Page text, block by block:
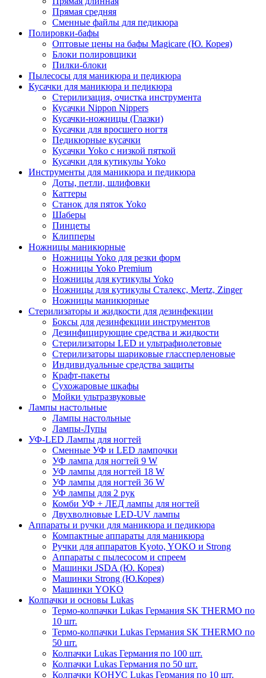
Прямая средняя
Сменные файлы для педикюра
Полировки-бафы
Оптовые цены на бафы Magicare (Ю. Корея)
Блоки полировщики
Пилки-блоки
Пылесосы для маникюра и педикюра
Кусачки для маникюра и педикюра
Стерилизация, очистка инструмента
Кусачки Nippon Nippers
Кусачки-ножницы (Глазки)
Кусачки для вросшего ногтя
Педикюрные кусачки
Кусачки Yoko с низкой пяткой
Кусачки для кутикулы Yoko
Инструменты для маникюра и педикюра
Доты, петли, шлифовки
Каттеры
Станок для пяток Yoko
Шаберы
Пинцеты
Клипперы
Ножницы маникюрные
Ножницы Yoko для резки форм
Ножницы Yoko Premium
Ножницы для кутикулы Yoko
Ножницы для кутикулы Сталекс, Mertz, Zinger
Ножницы маникюрные
Стерилизаторы и жидкости для дезинфекции
Боксы для дезинфекции инструментов
Дезинфицирующие средства и жидкости
Стерилизаторы LED и ультрафиолетовые
Стерилизаторы шариковые глассперленовые
Индивидуальные средства защиты
Крафт-пакеты
Сухожаровые шкафы
Мойки ультразвуковые
Лампы настольные
Лампы настольные
Лампы-Лупы
УФ-LED Лампы для ногтей
Сменные УФ и LED лампочки
УФ лампа для ногтей 9 W
УФ лампы для ногтей 18 W
УФ лампы для ногтей 36 W
УФ лампы для 2 рук
Комби УФ + ЛЕД лампы для ногтей
Двухволновые LED-UV лампы
Аппараты и ручки для маникюра и педикюра
Компактные аппараты для маникюра
Ручки для аппаратов Kyoto, YOKO и Strong
Аппараты с пылесосом и спреем
Машинки JSDA (Ю. Корея)
Машинки Strong (Ю.Корея)
Машинки YOKO
Колпачки и основы Lukas
Термо-колпачки Lukas Германия SK THERMO по
10 шт.
Термо-колпачки Lukas Германия SK THERMO по
50 шт.
Колпачки Lukas Германия по 100 шт.
Колпачки Lukas Германия по 50 шт.
Колпачки КОНУС Lukas Германия по 10 шт.